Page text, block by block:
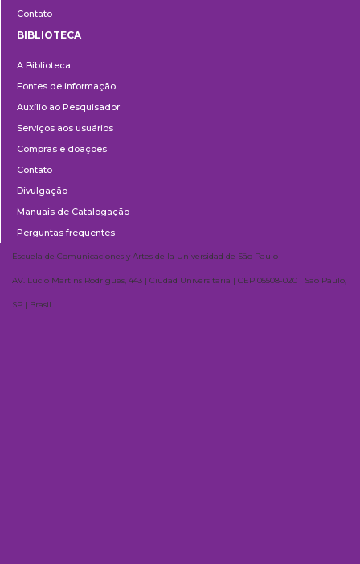
Contato
BIBLIOTECA
A Biblioteca
Fontes de informação
Auxílio ao Pesquisador
Serviços aos usuários
Compras e doações
Contato
Divulgação
Manuais de Catalogação
Perguntas frequentes
Escuela de Comunicaciones y Artes de la Universidad de São Paulo
AV. Lúcio Martins Rodrigues, 443 | Ciudad Universitaria | CEP 05508-020 | São Paulo,
SP | Brasil